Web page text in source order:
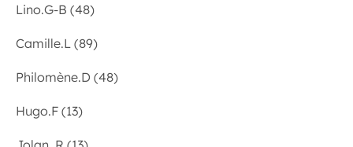
Lino.G-B (48)
Camille.L (89)
Philomène.D (48)
Hugo.F (13)